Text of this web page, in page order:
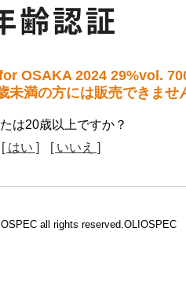
OSAKA 2024 29%vol.
未満の方には販売できませ
は20歳以上ですか？
[ はい ]
[ いいえ ]
all rights reserved.OLIOSPEC